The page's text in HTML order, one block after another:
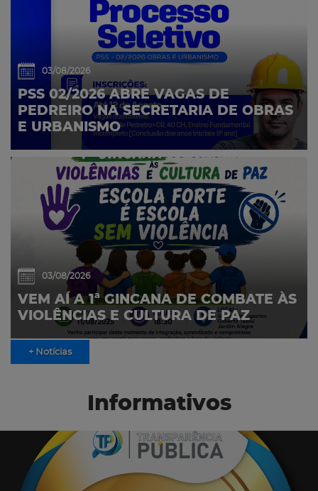
03/08/2026
PSS 02/2026 ABRE VAGAS DE
PEDREIRO NA SECRETARIA DE OBRAS
E URBANISMO
03/08/2026
VEM AÍ A 1ª GINCANA DE COMBATE ÀS
VIOLÊNCIAS E CULTURA DE PAZ
+ Notícias
Informativos